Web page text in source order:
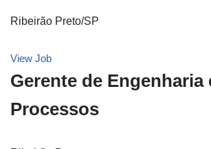
Ribeirão Preto/SP
View Job
Gerente de Engenharia
Processos